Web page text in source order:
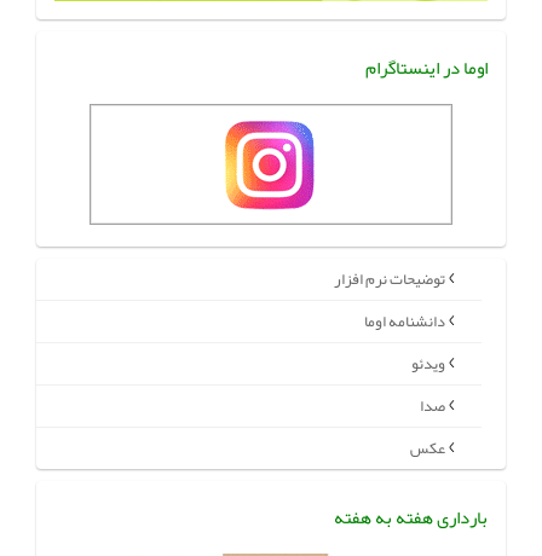
اوما در اینستاگرام
توضیحات نرم افزار
دانشنامه اوما
ویدئو
صدا
عکس
بارداری هفته به هفته